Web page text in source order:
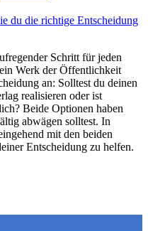
Schritt für jeden
Werk der Öffentlichkeit
an: Solltest du deinen
realisieren oder ist
Beide Optionen haben
abwägen solltest. In
mit den beiden
Entscheidung zu helfen.